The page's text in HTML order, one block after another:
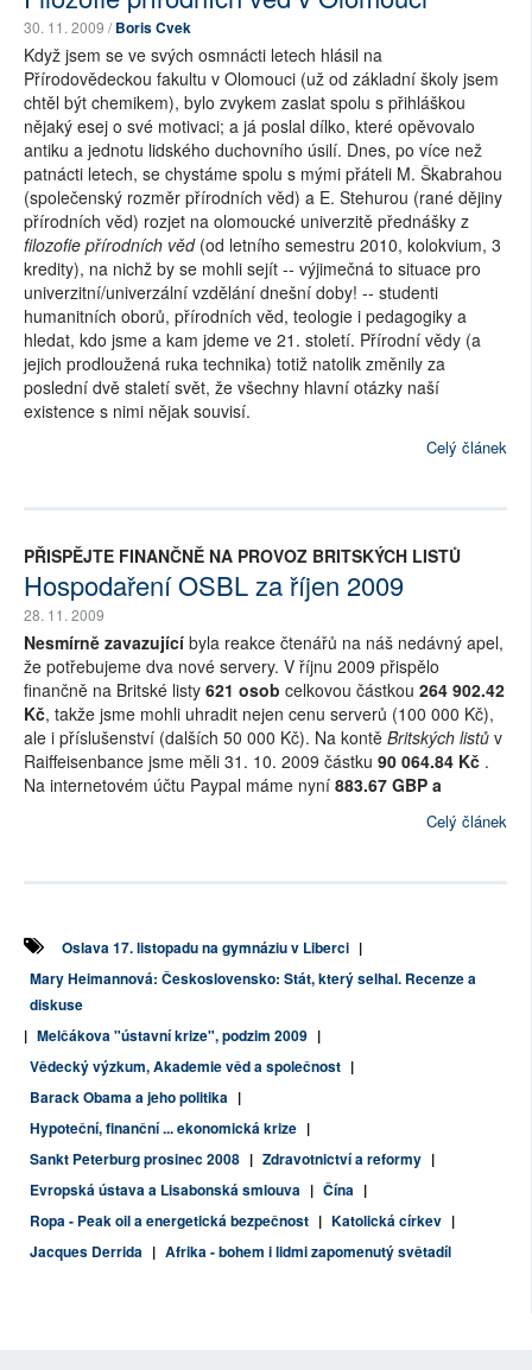
30. 11. 2009 /Boris Cvek
Když jsem se ve svých osmnácti letech hlásil na
Přírodovědeckou fakultu v Olomouci (už od základní školy jsem
chtěl být chemikem), bylo zvykem zaslat spolu s přihláškou
nějaký esej o své motivaci; a já poslal dílko, které opěvovalo
antiku a jednotu lidského duchovního úsilí. Dnes, po více než
patnácti letech, se chystáme spolu s mými přáteli M. Škabrahou
(společenský rozměr přírodních věd) a E. Stehurou (rané dějiny
přírodních věd) rozjet na olomoucké univerzitě přednášky z
filozofie přírodních věd (od letního semestru 2010, kolokvium, 3
kredity), na nichž by se mohli sejít -- výjimečná to situace pro
univerzitní/univerzální vzdělání dnešní doby! -- studenti
humanitních oborů, přírodních věd, teologie i pedagogiky a
hledat, kdo jsme a kam jdeme ve 21. století. Přírodní vědy (a
jejich prodloužená ruka technika) totiž natolik změnily za
poslední dvě staletí svět, že všechny hlavní otázky naší
existence s nimi nějak souvisí.
Celý článek
PŘISPĚJTE FINANČNĚ NA PROVOZ BRITSKÝCH LISTŮ
Hospodaření OSBL za říjen 2009
28. 11. 2009
Nesmírně zavazující byla reakce čtenářů na náš nedávný apel,
že potřebujeme dva nové servery. V říjnu 2009 přispělo
finančně na Britské listy 621 osob celkovou částkou 264 902.42
Kč, takže jsme mohli uhradit nejen cenu serverů (100 000 Kč),
ale i příslušenství (dalších 50 000 Kč). Na kontě Britských listů v
Raiffeisenbance jsme měli 31. 10. 2009 částku 90 064.84 Kč .
Na internetovém účtu Paypal máme nyní 883.67 GBP a
Celý článek
Oslava 17. listopadu na gymnáziu v Liberci |
Mary Heimannová: Československo: Stát, který selhal. Recenze a
diskuse
| Melčákova "ústavní krize", podzim 2009 |
Vědecký výzkum, Akademie věd a společnost |
Barack Obama a jeho politika |
Hypoteční, finanční ... ekonomická krize |
Sankt Peterburg prosinec 2008 | Zdravotnictví a reformy |
Evropská ústava a Lisabonská smlouva | Čína |
Ropa - Peak oil a energetická bezpečnost | Katolická církev |
Jacques Derrida | Afrika - bohem i lidmi zapomenutý světadíl